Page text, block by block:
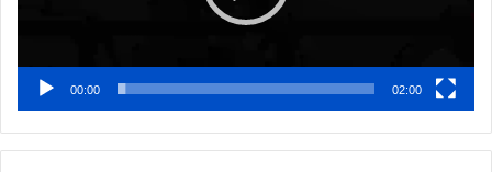
00:00 02:00